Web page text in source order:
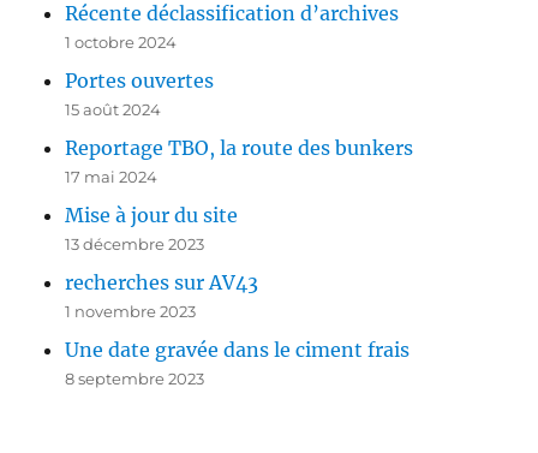
Récente déclassification d’archives
1 octobre 2024
Portes ouvertes
15 août 2024
Reportage TBO, la route des bunkers
17 mai 2024
Mise à jour du site
13 décembre 2023
recherches sur AV43
1 novembre 2023
Une date gravée dans le ciment frais
8 septembre 2023